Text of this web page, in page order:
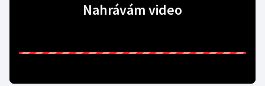
Rychlostní kanoistikaNahrávám video